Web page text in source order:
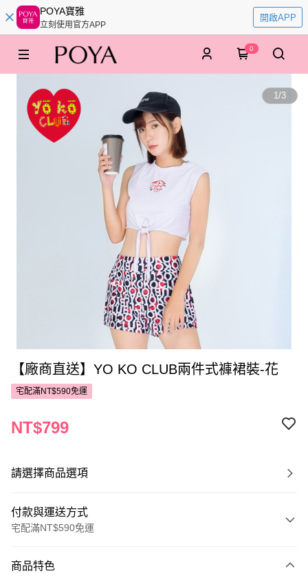
POYA寶雅
立刻使用官方APP
開啟APP
0
1/3
【廠商直送】YO KO CLUB兩件式褲裙裝-花
宅配滿NT$590免運
NT$799
請選擇商品選項
付款與運送方式
宅配滿NT$590免運
POYA支付
商品特色